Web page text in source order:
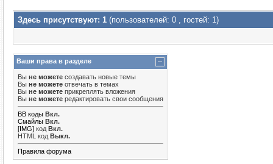
Здесь присутствуют: 1 (пользователей: 0 , гостей: 1)
Ваши права в разделе
Вы не можете создавать новые темы
Вы не можете отвечать в темах
Вы не можете прикреплять вложения
Вы не можете редактировать свои сообщения
BB коды Вкл.
Смайлы Вкл.
[IMG] код Вкл.
HTML код Выкл.
Правила форума